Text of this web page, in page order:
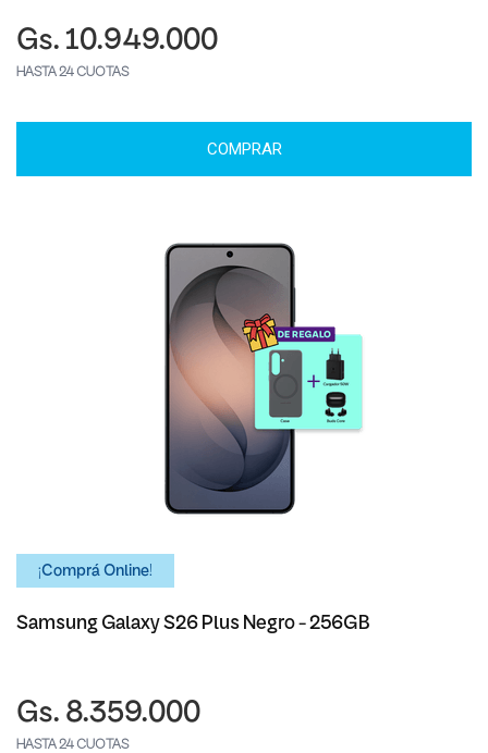
Gs. 10.949.000
HASTA 24 CUOTAS
COMPRAR
¡Comprá Online!
Samsung Galaxy S26 Plus Negro - 256GB
Gs. 8.359.000
HASTA 24 CUOTAS